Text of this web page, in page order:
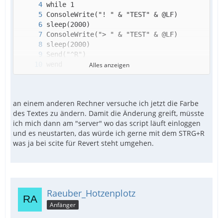
EndFunc
Alles anzeigen
an einem anderen Rechner versuche ich jetzt die Farbe
des Textes zu ändern. Damit die Änderung greift, müsste
ich mich dann am "server" wo das script läuft einloggen
und es neustarten, das würde ich gerne mit dem STRG+R
was ja bei scite für Revert steht umgehen.
Raeuber_Hotzenplotz
Anfänger